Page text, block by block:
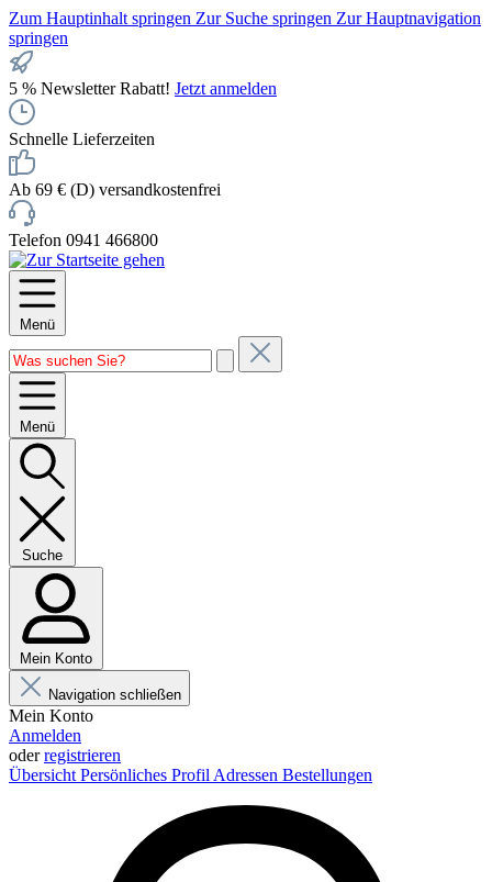
Zum Hauptinhalt springen Zur Suche springen Zur Hauptnavigation
springen
5 % Newsletter Rabatt! Jetzt anmelden
Schnelle Lieferzeiten
Ab 69 € (D) versandkostenfrei
Telefon 0941 466800
Menü
Menü
Suche
Mein Konto
Navigation schließen
Mein Konto
Anmelden
oderregistrieren
Übersicht Persönliches Profil Adressen Bestellungen